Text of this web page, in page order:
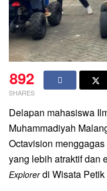
892
SHARES
Delapan mahasiswa
Muhammadiyah
Octavision
yang lebih atraktif dan
Explorerdi Wisata Petik